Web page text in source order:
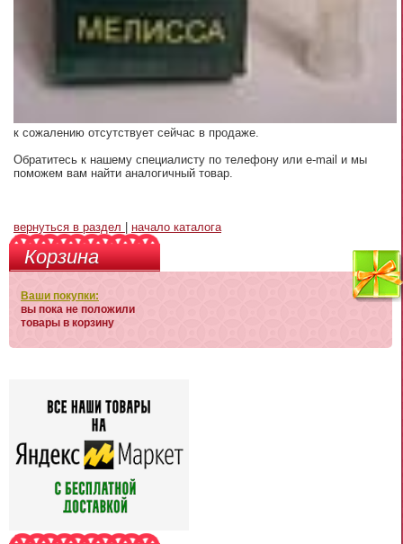
к сожалению отсутствует сейчас в продаже.
Обратитесь к нашему специалисту по телефону или e-mail и мы
поможем вам найти аналогичный товар.
вернуться в раздел начало каталога
Корзина
Ваши покупки:
вы пока не положили
товары в корзину